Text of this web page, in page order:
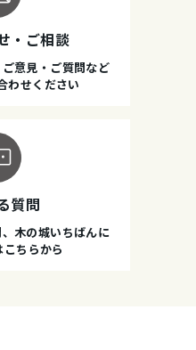
・ご相談
意見・ご質問など
わせください
質問
木の城いちばんに
ちらから